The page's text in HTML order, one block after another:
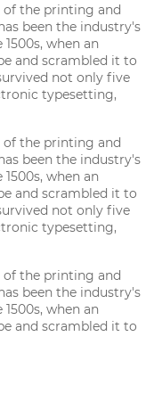
the printing and
been the industry's
when an
and scrambled it to
not only five
typesetting,
the printing and
been the industry's
when an
and scrambled it to
not only five
typesetting,
the printing and
been the industry's
when an
and scrambled it to